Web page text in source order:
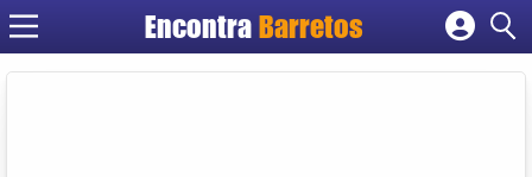
Encontra Barretos
Cadastrar empresa